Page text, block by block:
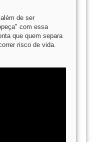
de ser
com essa
que quem separa
risco de vida.